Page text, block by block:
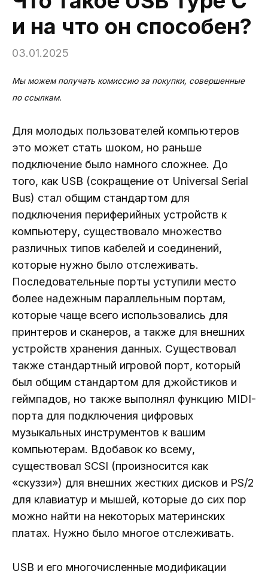
и на что он способен?
03.01.2025
Мы можем получать комиссию за покупки, совершенные
по ссылкам.
Для молодых пользователей компьютеров
это может стать шоком, но раньше
подключение было намного сложнее. До
того, как USB (сокращение от Universal Serial
Bus) стал общим стандартом для
подключения периферийных устройств к
компьютеру, существовало множество
различных типов кабелей и соединений,
которые нужно было отслеживать.
Последовательные порты уступили место
более надежным параллельным портам,
которые чаще всего использовались для
принтеров и сканеров, а также для внешних
устройств хранения данных. Существовал
также стандартный игровой порт, который
был общим стандартом для джойстиков и
геймпадов, но также выполнял функцию MIDI-
порта для подключения цифровых
музыкальных инструментов к вашим
компьютерам. Вдобавок ко всему,
существовал SCSI (произносится как
«скуззи») для внешних жестких дисков и PS/2
для клавиатур и мышей, которые до сих пор
можно найти на некоторых материнских
платах. Нужно было многое отслеживать.
USB и его многочисленные модификации